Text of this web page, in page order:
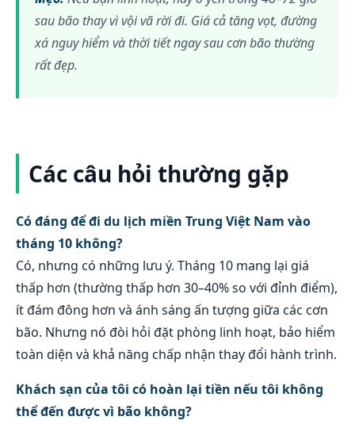
sau bão thay vì vội vã rời đi. Giá cả tăng vọt, đường
xá nguy hiểm và thời tiết ngay sau cơn bão thường
rất đẹp.
Các câu hỏi thường gặp
Có đáng để đi du lịch miền Trung Việt Nam vào
tháng 10 không?
Có, nhưng có những lưu ý. Tháng 10 mang lại giá
thấp hơn (thường thấp hơn 30–40% so với đỉnh điểm),
ít đám đông hơn và ánh sáng ấn tượng giữa các cơn
bão. Nhưng nó đòi hỏi đặt phòng linh hoạt, bảo hiểm
toàn diện và khả năng chấp nhận thay đổi hành trình.
Khách sạn của tôi có hoàn lại tiền nếu tôi không
thể đến được vì bão không?